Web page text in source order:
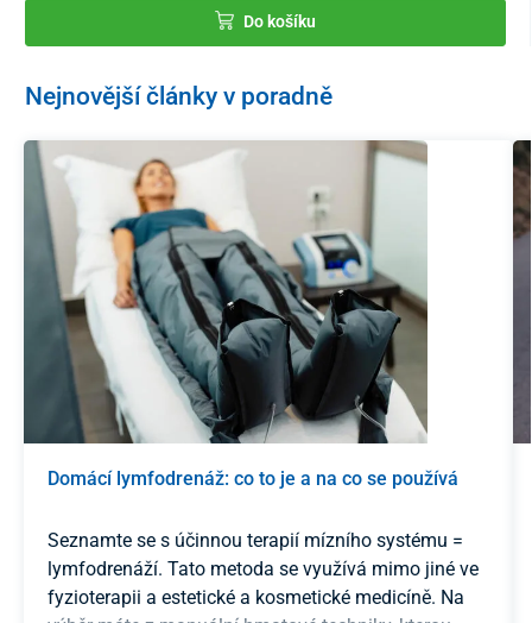
Do košíku
Nejnovější články v poradně
Domácí lymfodrenáž: co to je a na co se používá
Seznamte se s účinnou terapií mízního systému =
lymfodrenáží. Tato metoda se využívá mimo jiné ve
fyzioterapii a estetické a kosmetické medicíně. Na